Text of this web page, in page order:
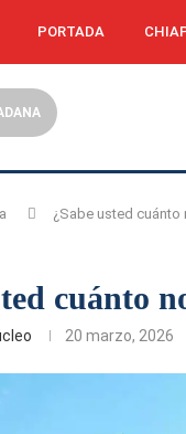
PORTADA
¿Sabe usted cuánto
cuánto
20 marzo, 2026